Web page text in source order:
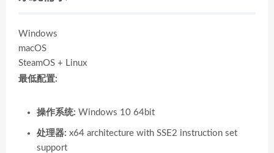
Windows
macOS
SteamOS + Linux
最低配置:
操作系统: Windows 10 64bit
处理器: x64 architecture with SSE2 instruction set
support